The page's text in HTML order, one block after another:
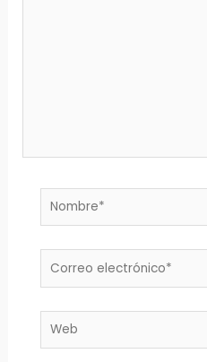
Nombre*
Correo
electrónico*
Web